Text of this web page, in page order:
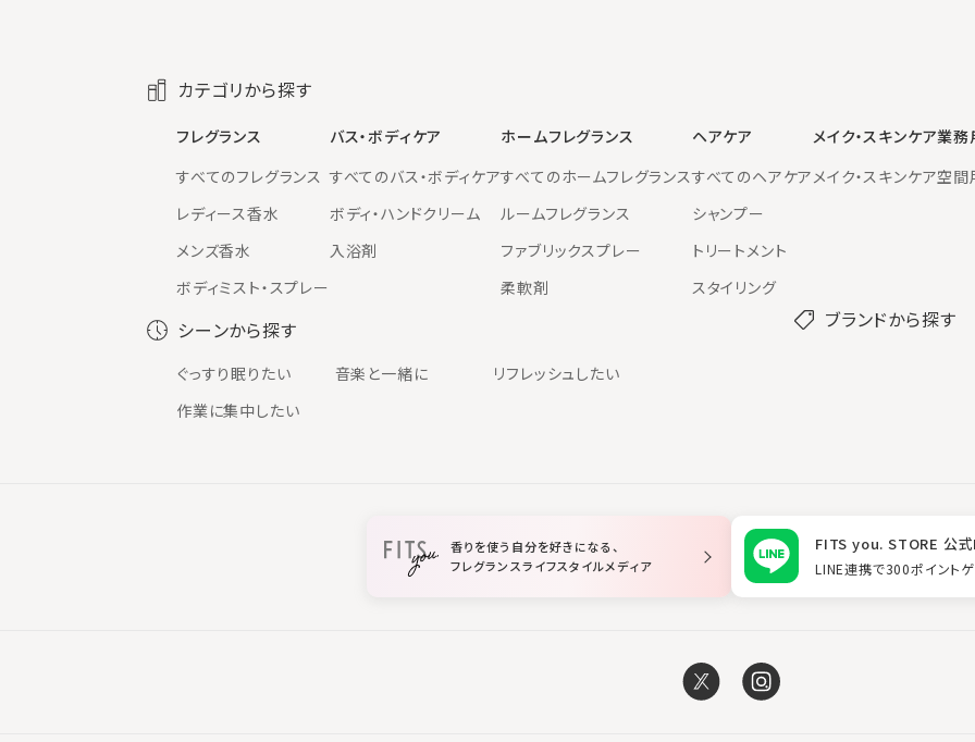
カテゴリから探す
フレグランス
すべてのフレグランス
レディース香水
メンズ香水
ボディミスト・スプレー
バス・ボディケア
すべてのバス・ボディケア
ボディ・ハンドクリーム
入浴剤
ホームフレグランス
すべてのホームフレグランス
ルームフレグランス
ファブリックスプレー
柔軟剤
ヘアケア
すべてのヘアケア
シャンプー
トリートメント
スタイリング
メイク・スキンケア
メイク・スキンケア
業務
空間
シーンから探す
ぐっすり眠りたい 音楽と一緒に
リフレッシュしたい
作業に集中したい
ブランドから探す
香りを使う自分を好きになる、
フレグランスライフスタイルメディア
FITS you. STORE 公
LINE連携で300ポイントゲ